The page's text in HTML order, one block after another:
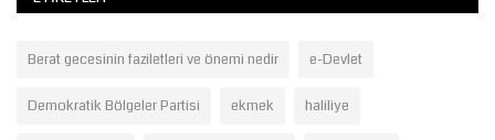
Berat gecesinin faziletleri ve önemi nedir e-Devlet
Demokratik Bölgeler Partisi ekmek haliliye